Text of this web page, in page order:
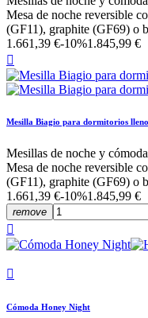
Mesa de noche reversible
(GF11), graphite (GF69) o
1.661,39 €-10%1.845,99 €

Mesilla Biagio para dormitorios
Mesillas de noche y
Mesa de noche reversible
(GF11), graphite (GF69) o
1.661,39 €-10%1.845,99 €
remove


Cómoda Honey Night